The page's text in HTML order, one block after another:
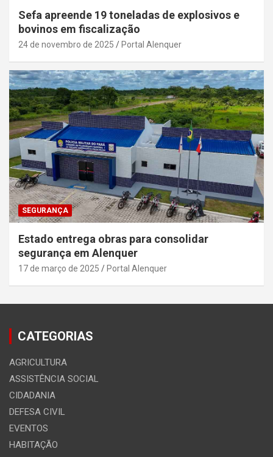
Sefa apreende 19 toneladas de explosivos e
bovinos em fiscalização
24 de novembro de 2025 Portal Alenquer
SEGURANÇA
Estado entrega obras para consolidar
segurança em Alenquer
17 de março de 2025 Portal Alenquer
CATEGORIAS
AGRICULTURA
ASSISTÊNCIA SOCIAL
CIDADANIA
DEFESA CIVIL
EVENTOS
HABITAÇÃO